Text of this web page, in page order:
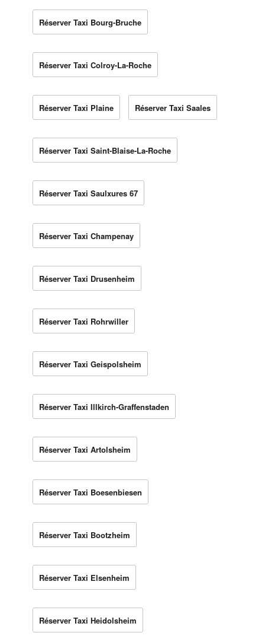
Réserver Taxi Bourg-Bruche
Réserver Taxi Colroy-La-Roche
Réserver Taxi Plaine Réserver Taxi Saales
Réserver Taxi Saint-Blaise-La-Roche
Réserver Taxi Saulxures 67
Réserver Taxi Champenay
Réserver Taxi Drusenheim
Réserver Taxi Rohrwiller
Réserver Taxi Geispolsheim
Réserver Taxi Illkirch-Graffenstaden
Réserver Taxi Artolsheim
Réserver Taxi Boesenbiesen
Réserver Taxi Bootzheim
Réserver Taxi Elsenheim
Réserver Taxi Heidolsheim